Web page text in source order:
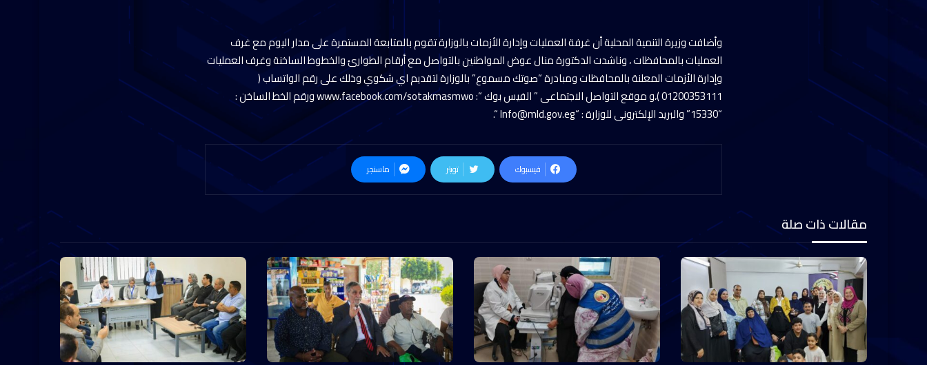
وأضافت وزيرة التنمية المحلية أن غرفة العمليات وإدارة الأزمات بالوزارة تقوم بالمتابعة المستمرة على مدار اليوم مع غرف
العمليات بالمحافظات ، وناشدت الدكتورة منال عوض المواطنين بالتواصل مع أرقام الطوارئ والخطوط الساخنة وغرف العمليات
وإدارة الأزمات المعلنة بالمحافظات ومبادرة “صوتك مسموع” بالوزارة لتقديم اي شكوي وذلك على رقم الواتساب (
01200353111 )،و موقع التواصل الاجتماعى ” الفيس بوك “: www.facebook.com/sotakmasmwo ورقم الخط الساخن :
“15330” والبريد الإلكترونى للوزارة : “
Info@mld.gov.eg
“.
فيسبوك تويتر ماسنجر
مقالات ذات صلة